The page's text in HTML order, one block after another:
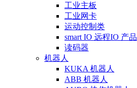
工业主板
工业网卡
运动控制类
smart IO 远程IO 产品
读码器
机器人
KUKA 机器人
ABB 机器人